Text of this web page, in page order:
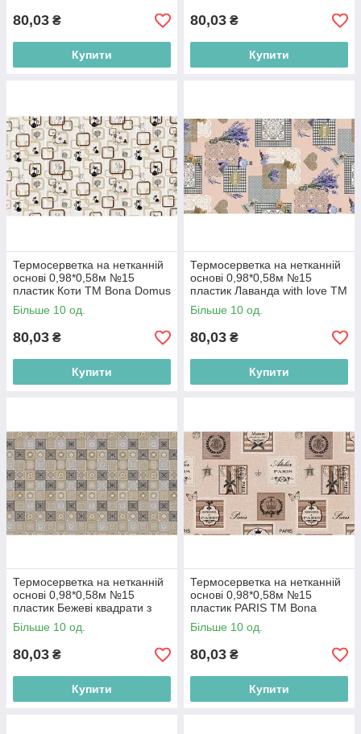
80,03 ₴
Купити
80,03 ₴
Купити
Термосерветка на нетканній
основі 0,98*0,58м №15
пластик Коти ТМ Bona Domus
BP
Більше 10 од.
80,03 ₴
Купити
Термосерветка на нетканній
основі 0,98*0,58м №15
пластик Лаванда with love ТМ
Bona Domus BP
Більше 10 од.
80,03 ₴
Купити
Термосерветка на нетканній
основі 0,98*0,58м №15
пластик Бежеві квадрати з
візерунками ТМ Bona Domus
BP
Більше 10 од.
80,03 ₴
Купити
Термосерветка на нетканній
основі 0,98*0,58м №15
пластик PARIS ТМ Bona
Domus BP
Більше 10 од.
80,03 ₴
Купити